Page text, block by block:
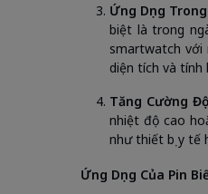
Ứng Dụng
biệt là trong
smartwatch với
diện tích và tính
Tăng Cường
nhiệt độ cao
như thiết bị y tế
Ứng Dụng Của Pin